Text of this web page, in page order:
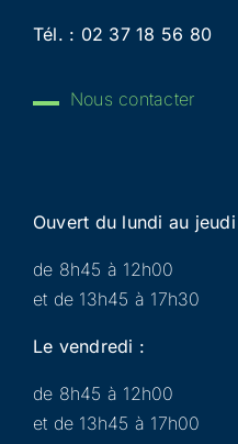
Tél. : 02 37 18 56 80
Nous contacter
Ouvert du lundi au
de 8h45 à 12h00
et de 13h45 à 17h30
Le vendredi :
de 8h45 à 12h00
et de 13h45 à 17h00